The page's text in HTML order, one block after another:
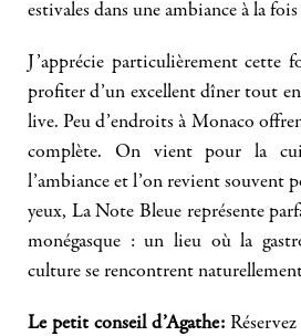
estivales dans une ambiance à la
J’apprécie particulièrement cette
profiter d’un excellent dîner tout
live. Peu d’endroits à Monaco
complète. On vient pour la
l’ambiance et l’on revient souvent
yeux, La Note Bleue représente
monégasque : un lieu où la
culture se rencontrent
Le petit conseil d’Agathe: